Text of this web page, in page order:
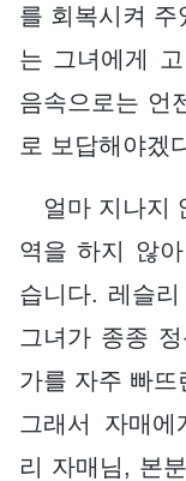
를 회복시켜 주
는 그녀에게
음속으로는 언
로 보답해야겠
얼마 지나지
역을 하지 않
습니다. 레슬
그녀가 종종
가를 자주 빠뜨
그래서 자매
리 자매님, 본